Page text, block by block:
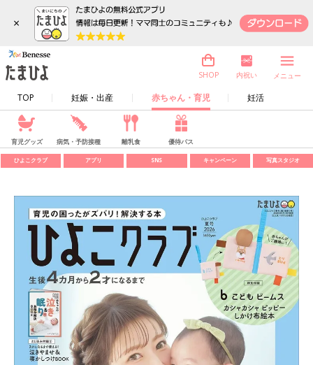
×
TOP 妊娠・出産 赤ちゃん・育児 妊活
SHOP 内祝い メニュー
育児グッズ 病気・予防接種 離乳食 優待パス
ひよこクラブ アプリ SNS キャンペーン 写真スタジオ